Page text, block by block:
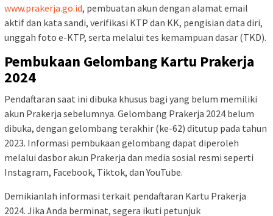
www.prakerja.go.id, pembuatan akun dengan alamat email
aktif dan kata sandi, verifikasi KTP dan KK, pengisian data diri,
unggah foto e-KTP, serta melalui tes kemampuan dasar (TKD).
Pembukaan Gelombang Kartu Prakerja
2024
Pendaftaran saat ini dibuka khusus bagi yang belum memiliki
akun Prakerja sebelumnya. Gelombang Prakerja 2024 belum
dibuka, dengan gelombang terakhir (ke-62) ditutup pada tahun
2023. Informasi pembukaan gelombang dapat diperoleh
melalui dasbor akun Prakerja dan media sosial resmi seperti
Instagram, Facebook, Tiktok, dan YouTube.
Demikianlah informasi terkait pendaftaran Kartu Prakerja
2024. Jika Anda berminat, segera ikuti petunjuk